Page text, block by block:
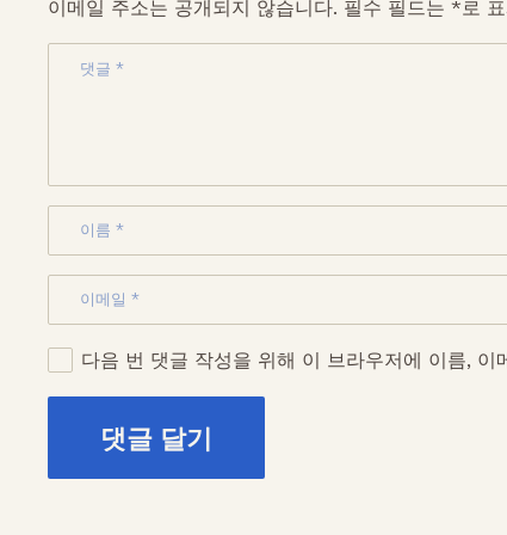
이메일 주소는 공개되지 않습니다. 필수 필드는 * 로
다음 번 댓글 작성을 위해 이 브라우저에 이름, 이
댓글 달기